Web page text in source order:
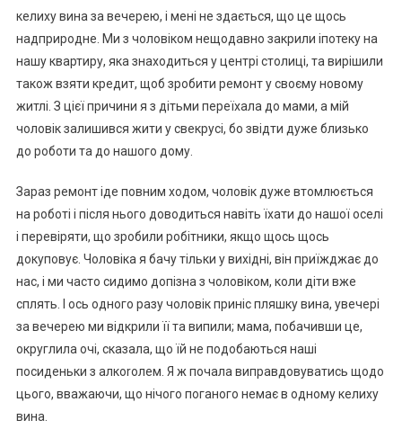
келиху вина за вечерею, і мені не здається, що це щось
надприродне. Ми з чоловіком нещодавно закрили іпотеку на
нашу квартиру, яка знаходиться у центрі столиці, та вирішили
також взяти кредит, щоб зробити ремонт у своєму новому
житлі. З цієї причини я з дітьми переїхала до мами, а мій
чоловік залишився жити у свекрусі, бо звідти дуже близько
до роботи та до нашого дому.
Зараз ремонт іде повним ходом, чоловік дуже втомлюється
на роботі і після нього доводиться навіть їхати до нашої оселі
і перевіряти, що зробили робітники, якщо щось щось
докуповує. Чоловіка я бачу тільки у вихідні, він приїжджає до
нас, і ми часто сидимо допізна з чоловіком, коли діти вже
сплять. І ось одного разу чоловік приніс пляшку вина, увечері
за вечерею ми відкрили її та випили; мама, побачивши це,
округлила очі, сказала, що їй не подобаються наші
посиденьки з алкоrолем. Я ж почала виправдовуватись щодо
цього, вважаючи, що нічого поганого немає в одному келиху
вина.